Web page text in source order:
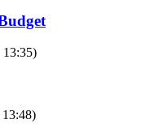
13:35)